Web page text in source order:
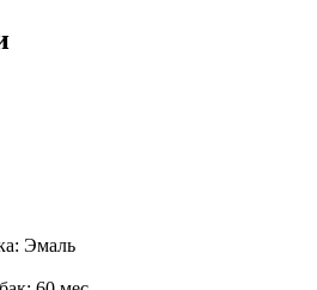
Эмаль